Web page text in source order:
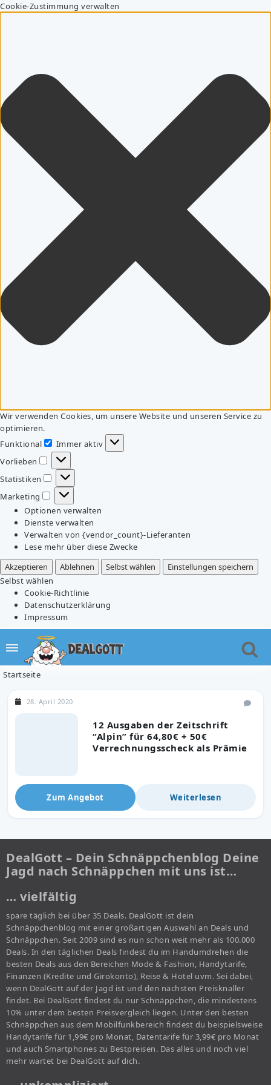
Cookie-Zustimmung verwalten
Wir verwenden Cookies, um unsere Website und unseren Service zu
optimieren.
Funktional
Funktional
Immer aktiv
Vorlieben
Vorlieben
Statistiken
Statistiken
Marketing
Marketing
Optionen verwalten
Dienste verwalten
Verwalten von {vendor_count}-Lieferanten
Lese mehr über diese Zwecke
Akzeptieren
Ablehnen Selbst wählen
Einstellungen speichern
Selbst wählen
Cookie-Richtlinie
Datenschutzerklärung
Impressum
Startseite
12 Ausgaben der Zeitschrift
“Alpin” für 64,80€ + 50€
Verrechnungsscheck als Prämie
28. April 2020
Zum Angebot Weiterlesen
DealGott – Dein Schnäppchenblog Deine
Jagd nach Schnäppchen mit uns ist…
… vielfältig
spare täglich bei über 35 Deals. DealGott ist dein
Schnäppchenblog mit einer großartigen Auswahl an Deals und
Schnäppchen. Seit 2009 sind es nun schon weit mehr als 100.000
Deals. In den täglichen Deals findest du im Handumdrehen die
besten Deals aus den Bereichen Mode & Fashion, Handytarife,
Finanzen (Kredite und Girokonto), Reise & Hotel uvm. Sei dabei,
wenn DealGott auf der Jagd ist und den nächsten Preisknaller
findet. Bei DealGott findest du nur Schnäppchen, die mindestens
10% unter dem besten Preisvergleich liegen. Unter den besten
Schnäppchen aus dem Mobilfunkbereich findest du beispielsweise
Handytarife für 1,99€ pro Monat, Datentarife für 3,99€ pro Monat
und auch Smartphones zu Bestpreisen. Das alles und noch viel
mehr wartet bei DealGott auf dich.